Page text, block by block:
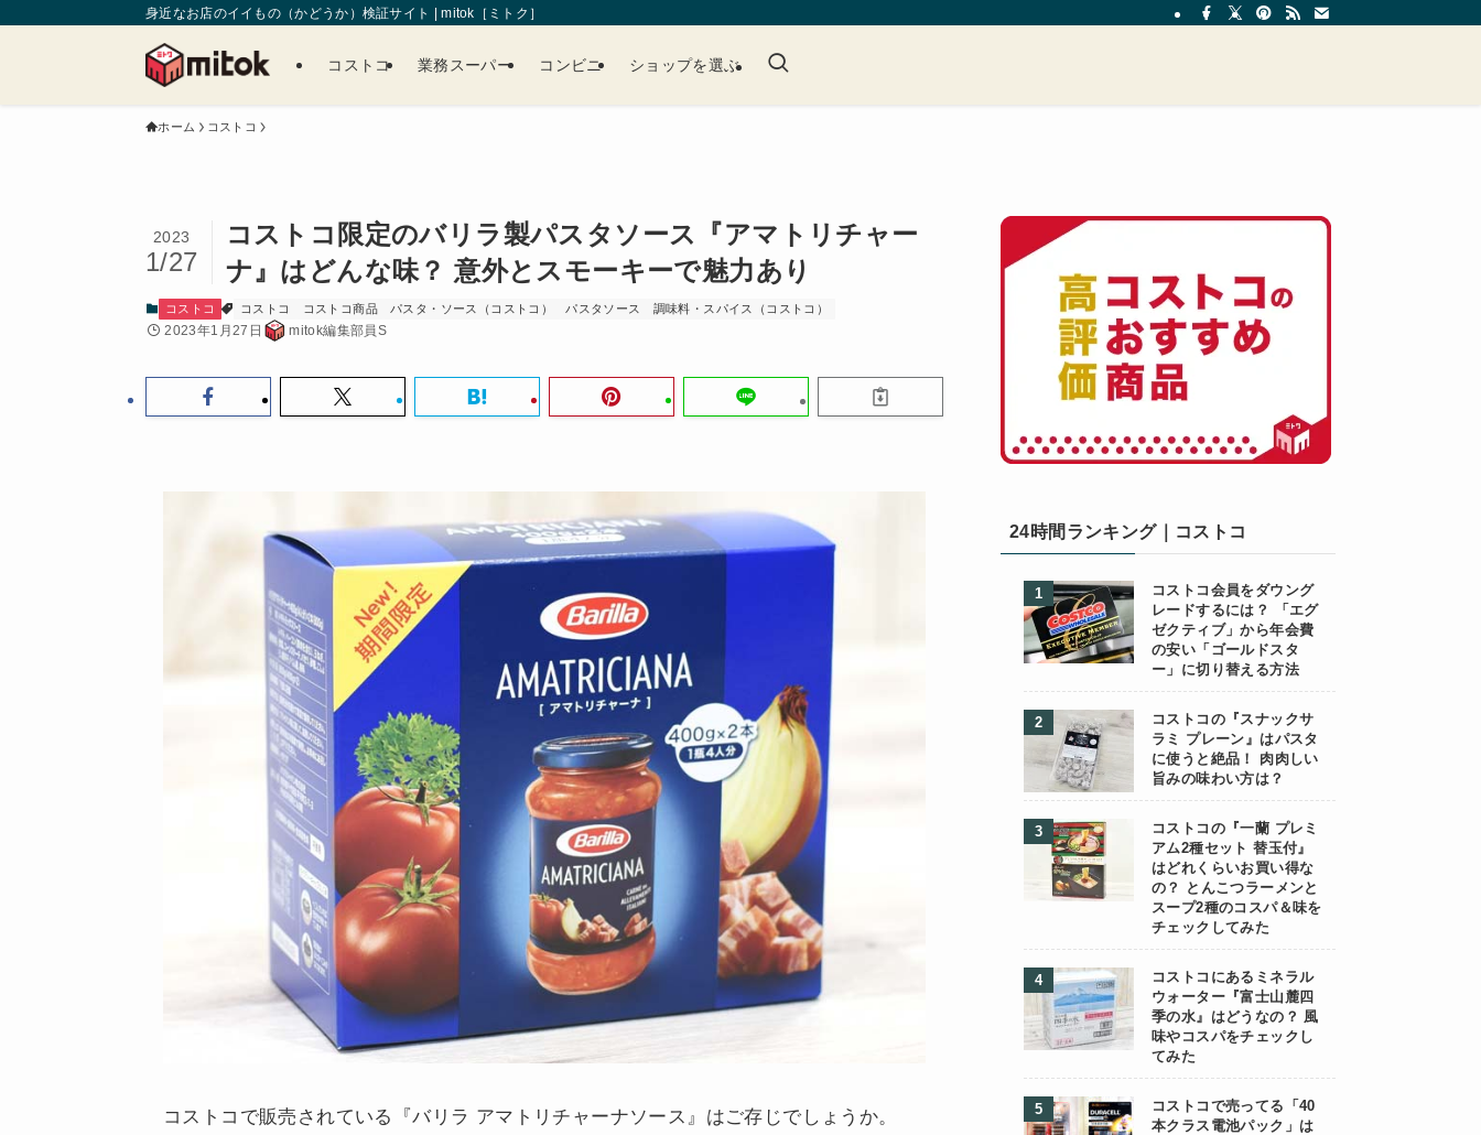
身近なお店のイイもの（かどうか）検証サイト | mitok［ミトク］
コストコ 業務スーパー コンビニ ショップを選ぶ
ホーム コストコ
コストコ限定のバリラ製パスタソース『アマトリチャー
ナ』はどんな味？ 意外とスモーキーで魅力あり
2023
1/27
コストコ コストコ コストコ商品 パスタ・ソース（コストコ） パスタソース 調味料・スパイス（コストコ）
2023年1月27日 mitok編集部員S
コストコで販売されている『バリラ アマトリチャーナソース』はご存じでしょうか。
24時間ランキング｜コストコ
コストコ会員をダウング
レードするには？ 「エグ
ゼクティブ」から年会費
の安い「ゴールドスタ
ー」に切り替える方法
コストコの『スナックサ
ラミ プレーン』はパスタ
に使うと絶品！ 肉肉しい
旨みの味わい方は？
コストコの『一蘭 プレミ
アム2種セット 替玉付』
はどれくらいお買い得な
の？ とんこつラーメンと
スープ2種のコスパ＆味を
チェックしてみた
コストコにあるミネラル
ウォーター『富士山麓四
季の水』はどうなの？ 風
味やコスパをチェックし
てみた
コストコで売ってる「40
本クラス電池パック」は